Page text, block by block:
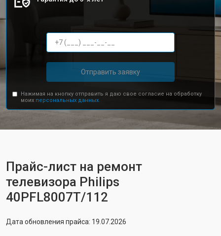
Отправить заявку
Нажимая на кнопку отправить я даю свое согласие на обработку
моих персональных данных.
Прайс-лист на ремонт
телевизора Philips
40PFL8007T/112
Дата обновления прайса: 19.07.2026